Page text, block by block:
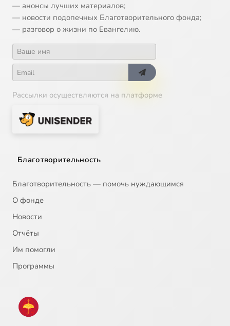
— анонсы лучших материалов;
— новости подопечных Благотворительного фонда;
— разговор о жизни по Евангелию.
Рассылки осуществляются на платформе
Благотворительность
Благотворительность — помочь нуждающимся
О фонде
Новости
Отчёты
Им помогли
Программы